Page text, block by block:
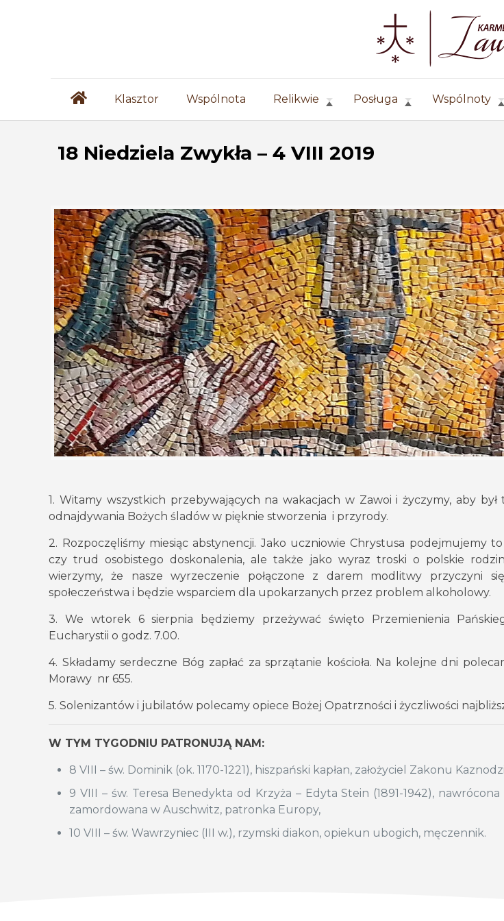
Klasztor Wspólnota Relikwie Posługa Wspólnoty
18 Niedziela Zwykła – 4 VIII 2019
1. Witamy wszystkich przebywających na wakacjach w Zawoi i życzymy, aby
odnajdywania Bożych śladów w pięknie stworzenia i przyrody.
2. Rozpoczęliśmy miesiąc abstynencji. Jako uczniowie Chrystusa podejmujemy
czy trud osobistego doskonalenia, ale także jako wyraz troski o polskie
wierzymy, że nasze wyrzeczenie połączone z darem modlitwy przyczyni
społeczeństwa i będzie wsparciem dla upokarzanych przez problem alkoholowy.
3. We wtorek 6 sierpnia będziemy przeżywać święto Przemienienia
Eucharystii o godz. 7.00.
4. Składamy serdeczne Bóg zapłać za sprzątanie kościoła. Na kolejne dni
Morawy nr 655.
5. Solenizantów i jubilatów polecamy opiece Bożej Opatrzności i życzliwości
W TYM TYGODNIU PATRONUJĄ NAM:
8 VIII – św. Dominik (ok. 1170-1221), hiszpański kapłan, założyciel Zakonu
9 VIII – św. Teresa Benedykta od Krzyża – Edyta Stein (1891-1942),
zamordowana w Auschwitz, patronka Europy,
10 VIII – św. Wawrzyniec (III w.), rzymski diakon, opiekun ubogich, męczennik.